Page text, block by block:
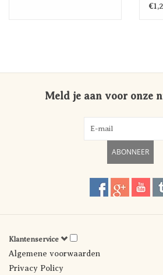
Meld je aan voor onze
ABONNEER
Klantenservice
Algemene voorwaarden
Privacy Policy